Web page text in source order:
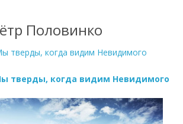
Половинко
тверды, когда видим Невидимого